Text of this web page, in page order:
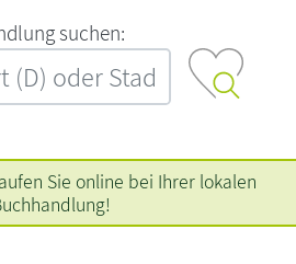
‍s‍u‍c‍h‍e‍n‍:‍
Sie online bei Ihrer lokalen